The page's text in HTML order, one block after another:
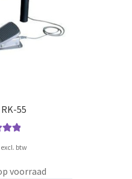
55
excl. btw
voorraad